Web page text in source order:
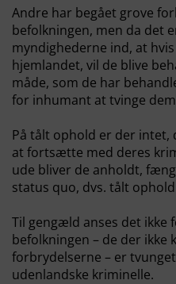
Andre har begået grove
befolkningen, men da det
myndighederne ind, at
hjemlandet, vil de blive
måde, som de har
for inhumant at tvinge
På tålt ophold er der
at fortsætte med deres
ude bliver de anholdt,
status quo, dvs. tålt
Til gengæld anses det ikke
befolkningen – de der ikke
forbrydelserne – er
udenlandske kriminelle.